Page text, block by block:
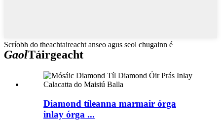
Scríobh do theachtaireacht anseo agus seol chugainn é
GaolTáirgeacht
Diamond tíleanna marmair órga
inlay órga ...